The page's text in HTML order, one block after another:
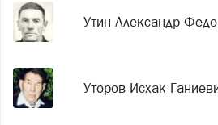
Утин Александр
Уторов Исхак